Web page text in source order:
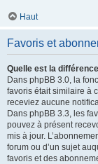
Haut
Favoris et
Quelle est la
Dans phpBB 3.0, la
favoris était similaire à
receviez aucune
Dans phpBB 3.3, les
pouvez à présent
mis à jour.
forum ou d’un sujet
favoris et des